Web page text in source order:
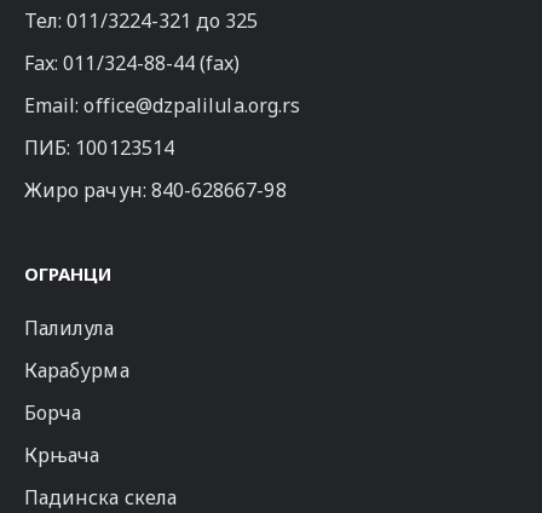
Тел:011/3224-321 до 325
Fax: 011/324-88-44 (fax)
Email:office@dzpalilula.org.rs
ПИБ: 100123514
Жиро рачун: 840-628667-98
ОГРАНЦИ
Палилула
Карабурма
Борча
Крњача
Падинска скела